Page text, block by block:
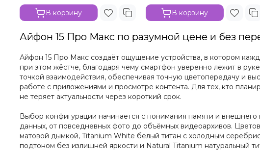
В корзину В корзину
Айфон 15 Про Макс по разумной цене и без
Айфон 15 Про Макс создаёт ощущение устройства, в котором
при этом жёстче, благодаря чему смартфон уверенно лежит в
точкой взаимодействия, обеспечивая точную цветопередачу и
работе с приложениями и просмотре контента. Для тех, кто
не теряет актуальности через короткий срок.
Выбор конфигурации начинается с понимания памяти и
данных, от повседневных фото до объёмных видеоархивов.
матовой дымкой, Titanium White белый титан с холодным
подтоном без излишней яркости и Natural Titanium натуральный